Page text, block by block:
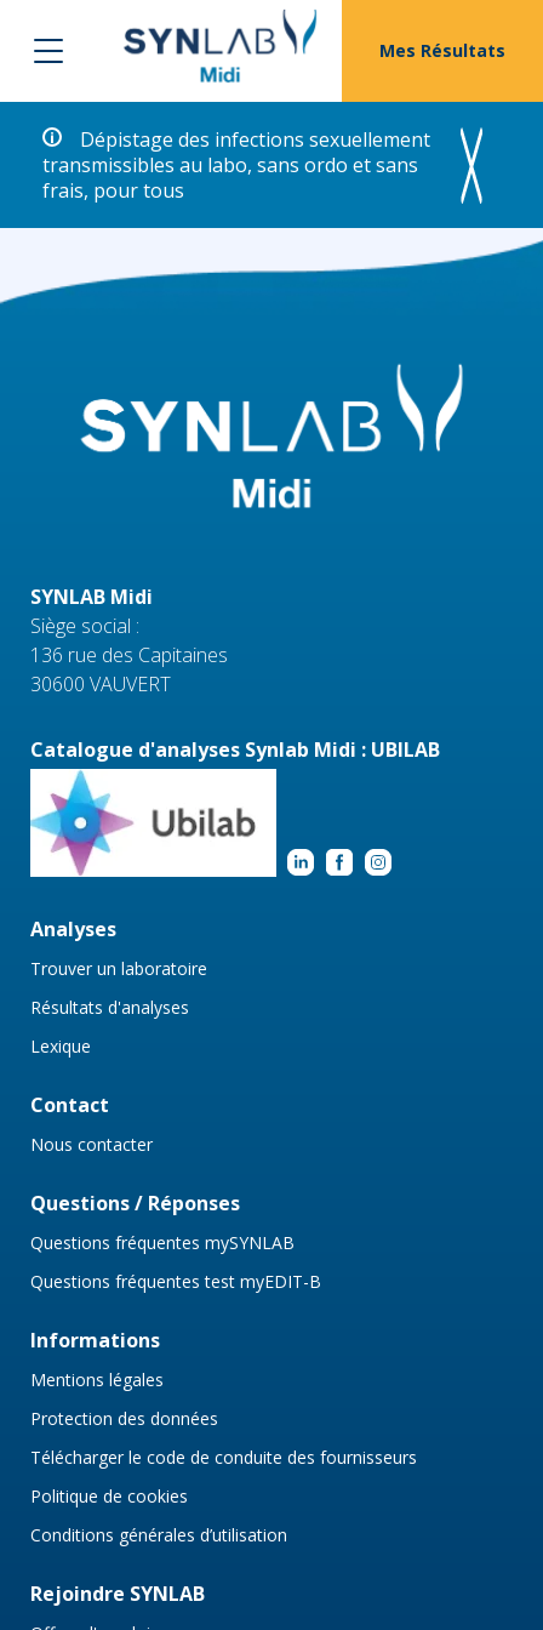
Mes Résultats
Dépistage des infections sexuellement
transmissibles au labo, sans ordo et sans
frais, pour tous
SYNLAB Midi
Siège social :
136 rue des Capitaines
30600 VAUVERT
Catalogue d'analyses Synlab Midi : UBILAB
Analyses
Trouver un laboratoire
Résultats d'analyses
Lexique
Contact
Nous contacter
Questions / Réponses
Questions fréquentes mySYNLAB
Questions fréquentes test myEDIT-B
Informations
Mentions légales
Protection des données
Télécharger le code de conduite des fournisseurs
Politique de cookies
Conditions générales d’utilisation
Rejoindre SYNLAB